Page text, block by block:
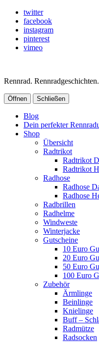
twitter
facebook
instagram
pinterest
vimeo
Rennrad.
Öffnen Schließen
Blog
Dein perfekter
Shop
Übersicht
Radtrikot
Radtrikot
Radtrikot
Radhose
Radhose
Radhose
Radbrillen
Radhelme
Windweste
Winterjacke
Gutscheine
10 Euro
20 Euro
50 Euro
100 Euro
Zubehör
Ärmlinge
Beinlinge
Knielinge
Buff –
Radmütze
Radsocken